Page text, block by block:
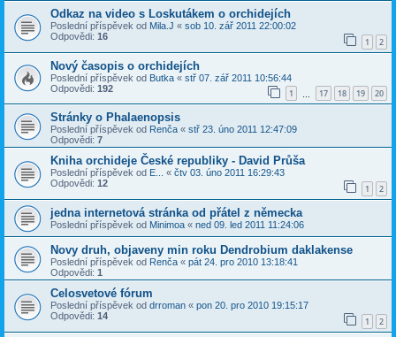
Odkaz na video s Loskutákem o orchidejích
Poslední příspěvek od Mila.J « sob 10. zář 2011 22:00:02
Odpovědi: 16 1 2
Nový časopis o orchidejích
Poslední příspěvek od Butka « stř 07. zář 2011 10:56:44
Odpovědi: 192 1 17 18 19 20
Stránky o Phalaenopsis
Poslední příspěvek od Renča « stř 23. úno 2011 12:47:09
Odpovědi: 7
Kniha orchideje České republiky - David Průša
Poslední příspěvek od E... « čtv 03. úno 2011 16:29:43
Odpovědi: 12 1 2
jedna internetová stránka od přátel z německa
Poslední příspěvek od Minimoa « ned 09. led 2011 11:24:06
Novy druh, objaveny min roku Dendrobium daklakense
Poslední příspěvek od Renča « pát 24. pro 2010 13:18:41
Odpovědi: 1
Celosvetové fórum
Poslední příspěvek od drroman « pon 20. pro 2010 19:15:17
Odpovědi: 14 1 2